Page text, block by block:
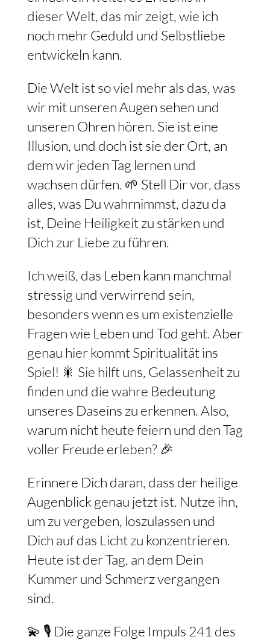
dieser Welt, das mir zeigt, wie ich
noch mehr Geduld und Selbstliebe
entwickeln kann.
Die Welt ist so viel mehr als das, was
wir mit unseren Augen sehen und
unseren Ohren hören. Sie ist eine
Illusion, und doch ist sie der Ort, an
dem wir jeden Tag lernen und
wachsen dürfen. 🌱 Stell Dir vor, dass
alles, was Du wahrnimmst, dazu da
ist, Deine Heiligkeit zu stärken und
Dich zur Liebe zu führen.
Ich weiß, das Leben kann manchmal
stressig und verwirrend sein,
besonders wenn es um existenzielle
Fragen wie Leben und Tod geht. Aber
genau hier kommt Spiritualität ins
Spiel! 🎇 Sie hilft uns, Gelassenheit zu
finden und die wahre Bedeutung
unseres Daseins zu erkennen. Also,
warum nicht heute feiern und den Tag
voller Freude erleben? 🎉
Erinnere Dich daran, dass der heilige
Augenblick genau jetzt ist. Nutze ihn,
um zu vergeben, loszulassen und
Dich auf das Licht zu konzentrieren.
Heute ist der Tag, an dem Dein
Kummer und Schmerz vergangen
sind.
💫 🎙️ Die ganze Folge Impuls 241 des